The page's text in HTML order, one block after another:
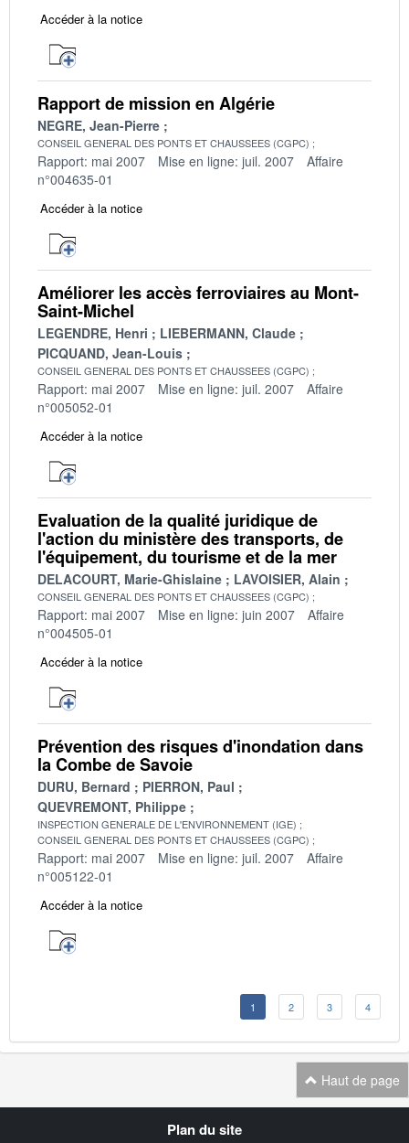
Accéder à la notice
Rapport de mission en Algérie
NEGRE, Jean-Pierre
CONSEIL GENERAL DES PONTS ET CHAUSSEES (CGPC)
Rapport: mai 2007 Mise en ligne: juil. 2007
Affaire
n°004635-01
Accéder à la notice
Améliorer les accès ferroviaires au Mont-
Saint-Michel
LEGENDRE, Henri
LIEBERMANN, Claude
PICQUAND, Jean-Louis
CONSEIL GENERAL DES PONTS ET CHAUSSEES (CGPC)
Rapport: mai 2007 Mise en ligne: juil. 2007
Affaire
n°005052-01
Accéder à la notice
Evaluation de la qualité juridique de
l'action du ministère des transports, de
l'équipement, du tourisme et de la mer
DELACOURT, Marie-Ghislaine LAVOISIER, Alain
CONSEIL GENERAL DES PONTS ET CHAUSSEES (CGPC)
Rapport: mai 2007 Mise en ligne: juin 2007
Affaire
n°004505-01
Accéder à la notice
Prévention des risques d'inondation dans
la Combe de Savoie
DURU, Bernard
PIERRON, Paul
QUEVREMONT, Philippe
INSPECTION GENERALE DE L'ENVIRONNEMENT (IGE)
CONSEIL GENERAL DES PONTS ET CHAUSSEES (CGPC)
Rapport: mai 2007 Mise en ligne: juil. 2007
Affaire
n°005122-01
Accéder à la notice
1 2 3 4
Haut de page
Plan du site